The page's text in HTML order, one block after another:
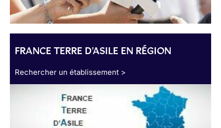
FRANCE TERRE D'ASILE EN RÉGION
Rechercher un établissement >